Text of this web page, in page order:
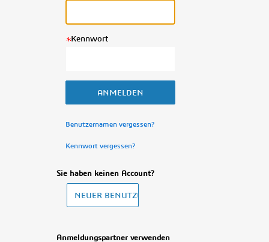
Kennwort
Benutzernamen vergessen?
Kennwort vergessen?
Sie haben keinen Account?
Anmeldungspartner verwenden